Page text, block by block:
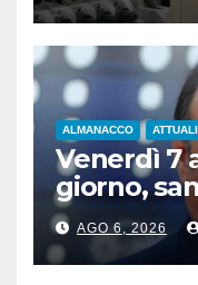
ALMANACCO
Venerdì 7
giorno,
famosi,
AGO 6, 2026